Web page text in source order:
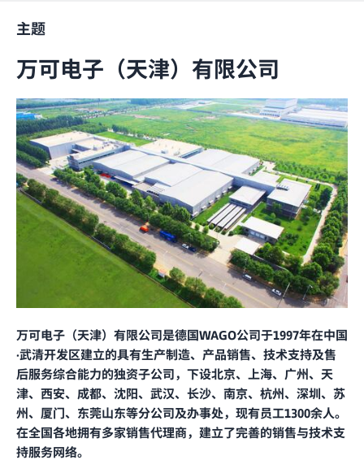
主题
万可电子（天津）有限公司
万可电子（天津）有限公司是德国WAGO公司于1997年在中国
·武清开发区建立的具有生产制造、产品销售、技术支持及售
后服务综合能力的独资子公司，下设北京、上海、广州、天
津、西安、成都、沈阳、武汉、长沙、南京、杭州、深圳、苏
州、厦门、东莞山东等分公司及办事处，现有员工1300余人。
在全国各地拥有多家销售代理商，建立了完善的销售与技术支
持服务网络。